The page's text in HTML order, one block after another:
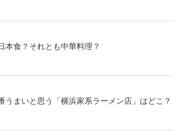
本食？それとも中華料理？
うまいと思う「横浜家系ラーメン店」はどこ？